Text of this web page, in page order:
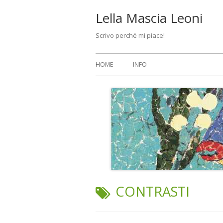
Lella Mascia Leoni
Scrivo perché mi piace!
Menu
principale
HOME INFO
TAG:
CONTRASTI